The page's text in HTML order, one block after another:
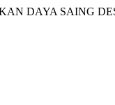
DAYA SAING